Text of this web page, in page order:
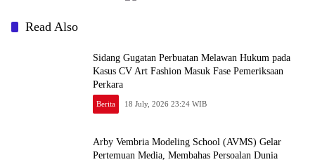
Read Also
Sidang Gugatan Perbuatan Melawan Hukum pada
Kasus CV Art Fashion Masuk Fase Pemeriksaan
Perkara
Berita 18 July, 2026 23:24 WIB
Arby Vembria Modeling School (AVMS) Gelar
Pertemuan Media, Membahas Persoalan Dunia